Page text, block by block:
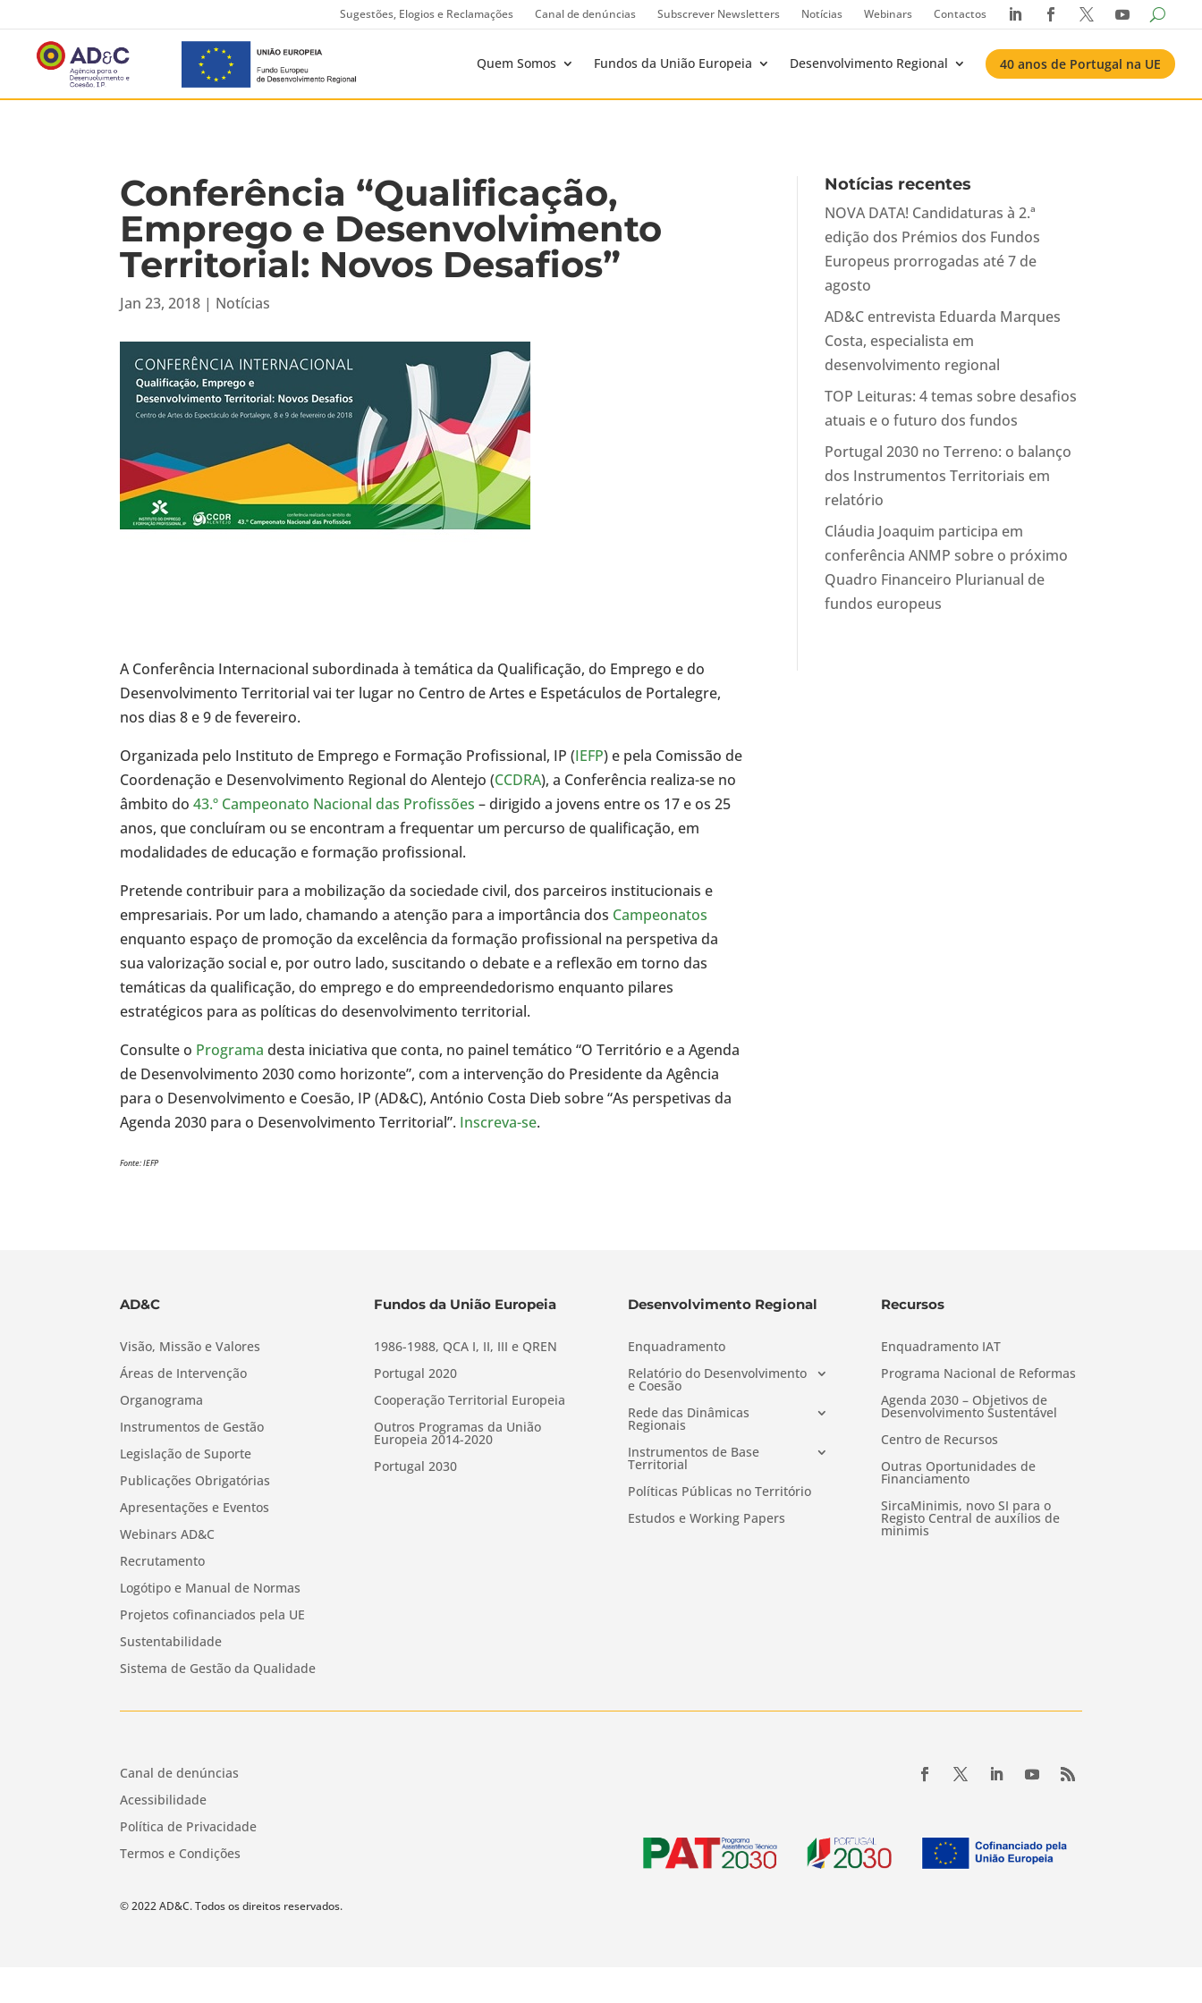
Sugestões, Elogios e Reclamações Canal de denúncias Subscrever Newsletters Notícias Webinars Contactos    
Quem Somos Fundos da União Europeia Desenvolvimento Regional 40 anos de Portugal na UE
Conferência “Qualificação,
Emprego e Desenvolvimento
Territorial: Novos Desafios”
Jan 23, 2018 | Notícias
A Conferência Internacional subordinada à temática da Qualificação, do Emprego e do
Desenvolvimento Territorial vai ter lugar no Centro de Artes e Espetáculos de Portalegre,
nos dias 8 e 9 de fevereiro.
Organizada pelo Instituto de Emprego e Formação Profissional, IP (IEFP) e pela Comissão de
Coordenação e Desenvolvimento Regional do Alentejo (CCDRA), a Conferência realiza-se no
âmbito do43.º Campeonato Nacional das Profissões – dirigido a jovens entre os 17 e os 25
anos, que concluíram ou se encontram a frequentar um percurso de qualificação, em
modalidades de educação e formação profissional.
Pretende contribuir para a mobilização da sociedade civil, dos parceiros institucionais e
empresariais. Por um lado, chamando a atenção para a importância dos Campeonatos
enquanto espaço de promoção da excelência da formação profissional na perspetiva da
sua valorização social e, por outro lado, suscitando o debate e a reflexão em torno das
temáticas da qualificação, do emprego e do empreendedorismo enquanto pilares
estratégicos para as políticas do desenvolvimento territorial.
Consulte o Programa desta iniciativa que conta, no painel temático “O Território e a Agenda
de Desenvolvimento 2030 como horizonte”, com a intervenção do Presidente da Agência
para o Desenvolvimento e Coesão, IP (AD&C), António Costa Dieb sobre “As perspetivas da
Agenda 2030 para o Desenvolvimento Territorial”. Inscreva-se.
Fonte: IEFP
Notícias recentes
NOVA DATA! Candidaturas à 2.ª
edição dos Prémios dos Fundos
Europeus prorrogadas até 7 de
agosto
AD&C entrevista Eduarda Marques
Costa, especialista em
desenvolvimento regional
TOP Leituras: 4 temas sobre desafios
atuais e o futuro dos fundos
Portugal 2030 no Terreno: o balanço
dos Instrumentos Territoriais em
relatório
Cláudia Joaquim participa em
conferência ANMP sobre o próximo
Quadro Financeiro Plurianual de
fundos europeus
AD&C
Visão, Missão e Valores
Áreas de Intervenção
Organograma
Instrumentos de Gestão
Legislação de Suporte
Publicações Obrigatórias
Apresentações e Eventos
Webinars AD&C
Recrutamento
Logótipo e Manual de Normas
Projetos cofinanciados pela UE
Sustentabilidade
Sistema de Gestão da Qualidade
Fundos da União Europeia
1986-1988, QCA I, II, III e QREN
Portugal 2020
Cooperação Territorial Europeia
Outros Programas da União
Europeia 2014-2020
Portugal 2030
Desenvolvimento Regional
Enquadramento
Relatório do Desenvolvimento
e Coesão
Rede das Dinâmicas
Regionais
Instrumentos de Base
Territorial
Políticas Públicas no Território
Estudos e Working Papers
Recursos
Enquadramento IAT
Programa Nacional de Reformas
Agenda 2030 – Objetivos de
Desenvolvimento Sustentável
Centro de Recursos
Outras Oportunidades de
Financiamento
SircaMinimis, novo SI para o
Registo Central de auxílios de
minimis
Canal de denúncias
Acessibilidade
Política de Privacidade
Termos e Condições
© 2022 AD&C. Todos os direitos reservados.